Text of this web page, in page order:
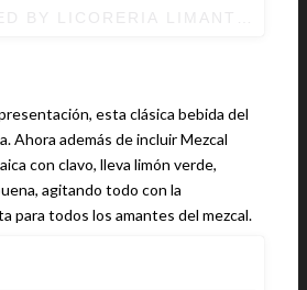
esta clásica bebida del
Ahora además de incluir Mezcal
con clavo, lleva limón verde,
agitando todo con la
para todos los amantes del mezcal.